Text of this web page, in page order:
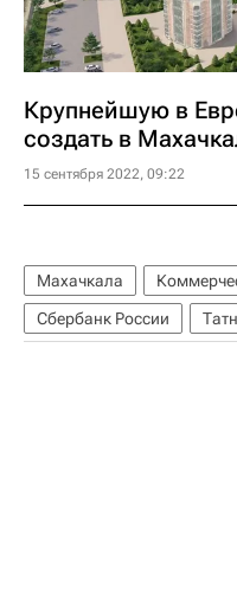
Крупнейшую в
создать в
15 сентября 2022, 09:22
Махачкала
Сбербанк России